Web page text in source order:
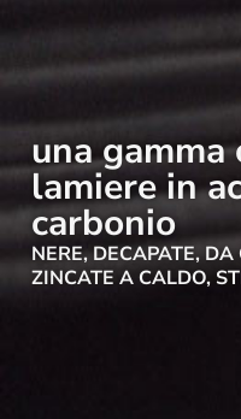
una
lamiere in
carbonio
NERE, DECAPATE,
ZINCATE A CALDO,